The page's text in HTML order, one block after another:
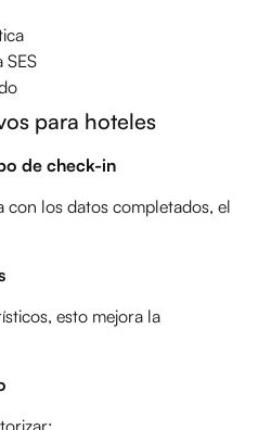
SES
para hoteles
de check-in
con los datos completados, el
esto mejora la